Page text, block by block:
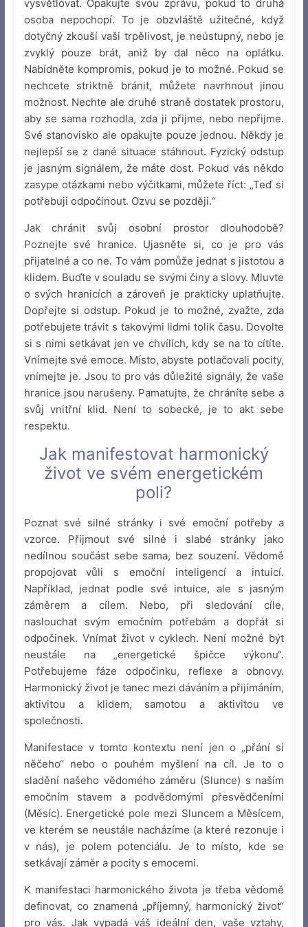
vysvětlovat. Opakujte svou zprávu, pokud to druhá
osoba nepochopí. To je obzvláště užitečné, když
dotyčný zkouší vaši trpělivost, je neústupný, nebo je
zvyklý pouze brát, aniž by dal něco na oplátku.
Nabídněte kompromis, pokud je to možné. Pokud se
nechcete striktně bránit, můžete navrhnout jinou
možnost. Nechte ale druhé straně dostatek prostoru,
aby se sama rozhodla, zda ji přijme, nebo nepřijme.
Své stanovisko ale opakujte pouze jednou. Někdy je
nejlepší se z dané situace stáhnout. Fyzický odstup
je jasným signálem, že máte dost. Pokud vás někdo
zasype otázkami nebo výčitkami, můžete říct: „Teď si
potřebuji odpočinout. Ozvu se později.“
Jak chránit svůj osobní prostor dlouhodobě?
Poznejte své hranice. Ujasněte si, co je pro vás
přijatelné a co ne. To vám pomůže jednat s jistotou a
klidem. Buďte v souladu se svými činy a slovy. Mluvte
o svých hranicích a zároveň je prakticky uplatňujte.
Dopřejte si odstup. Pokud je to možné, zvažte, zda
potřebujete trávit s takovými lidmi tolik času. Dovolte
si s nimi setkávat jen ve chvílích, kdy se na to cítíte.
Vnímejte své emoce. Místo, abyste potlačovali pocity,
vnímejte je. Jsou to pro vás důležité signály, že vaše
hranice jsou narušeny. Pamatujte, že chráníte sebe a
svůj vnitřní klid. Není to sobecké, je to akt sebe
respektu.
Jak manifestovat harmonický
život ve svém energetickém
poli?
Poznat své silné stránky i své emoční potřeby a
vzorce. Přijmout své silné i slabé stránky jako
nedílnou součást sebe sama, bez souzení. Vědomě
propojovat vůli s emoční inteligencí a intuicí.
Například, jednat podle své intuice, ale s jasným
záměrem a cílem. Nebo, při sledování cíle,
naslouchat svým emočním potřebám a dopřát si
odpočinek. Vnímat život v cyklech. Není možné být
neustále na „energetické špičce výkonu“.
Potřebujeme fáze odpočinku, reflexe a obnovy.
Harmonický život je tanec mezi dáváním a přijímáním,
aktivitou a klidem, samotou a aktivitou ve
společnosti.
Manifestace v tomto kontextu není jen o „přání si
něčeho“ nebo o pouhém myšlení na cíl. Je to o
sladění našeho vědomého záměru (Slunce) s naším
emočním stavem a podvědomými přesvědčeními
(Měsíc). Energetické pole mezi Sluncem a Měsícem,
ve kterém se neustále nacházíme (a které rezonuje i
v nás), je polem potenciálu. Je to místo, kde se
setkávají záměr a pocity s emocemi.
K manifestaci harmonického života je třeba vědomě
definovat, co znamená „příjemný, harmonický život“
pro vás. Jak vypadá váš ideální den, vaše vztahy,